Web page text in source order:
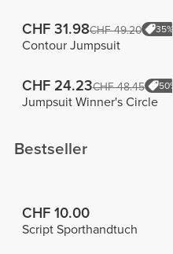
CHF 31.98CHF 49.20 35%
Contour Jumpsuit
CHF 24.23CHF 48.45 50%
Jumpsuit Winner's Circle
Bestseller
CHF 10.00
Script Sporthandtuch